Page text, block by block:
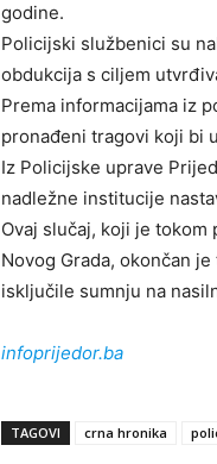
godine.
Policijski službenici su
obdukcija s ciljem
Prema informacijama iz
pronađeni tragovi koji bi
Iz Policijske uprave
nadležne institucije
Ovaj slučaj, koji je
Novog Grada, okončan
isključile sumnju na
infoprijedor.ba
TAGOVI crna hronika